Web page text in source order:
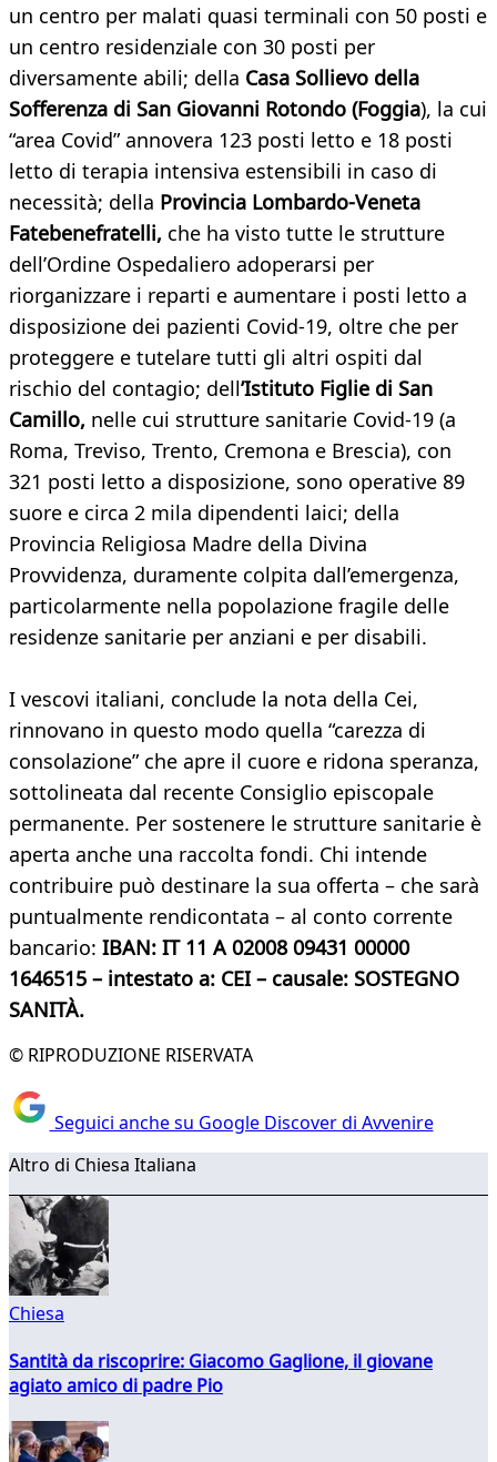
un centro per malati quasi terminali con 50 posti e
un centro residenziale con 30 posti per
diversamente abili; della Casa Sollievo della
Sofferenza di San Giovanni Rotondo (Foggia), la cui
“area Covid” annovera 123 posti letto e 18 posti
letto di terapia intensiva estensibili in caso di
necessità; della Provincia Lombardo-Veneta
Fatebenefratelli, che ha visto tutte le strutture
dell’Ordine Ospedaliero adoperarsi per
riorganizzare i reparti e aumentare i posti letto a
disposizione dei pazienti Covid-19, oltre che per
proteggere e tutelare tutti gli altri ospiti dal
rischio del contagio; dell’Istituto Figlie di San
Camillo, nelle cui strutture sanitarie Covid-19 (a
Roma, Treviso, Trento, Cremona e Brescia), con
321 posti letto a disposizione, sono operative 89
suore e circa 2 mila dipendenti laici; della
Provincia Religiosa Madre della Divina
Provvidenza, duramente colpita dall’emergenza,
particolarmente nella popolazione fragile delle
residenze sanitarie per anziani e per disabili.
I vescovi italiani, conclude la nota della Cei,
rinnovano in questo modo quella “carezza di
consolazione” che apre il cuore e ridona speranza,
sottolineata dal recente Consiglio episcopale
permanente. Per sostenere le strutture sanitarie è
aperta anche una raccolta fondi. Chi intende
contribuire può destinare la sua offerta – che sarà
puntualmente rendicontata – al conto corrente
bancario: IBAN: IT 11 A 02008 09431 00000
1646515 – intestato a: CEI – causale: SOSTEGNO
SANITÀ.
© RIPRODUZIONE RISERVATA
Seguici anche su Google Discover di Avvenire
Altro di Chiesa Italiana
Chiesa
Santità da riscoprire: Giacomo Gaglione, il giovane
agiato amico di padre Pio